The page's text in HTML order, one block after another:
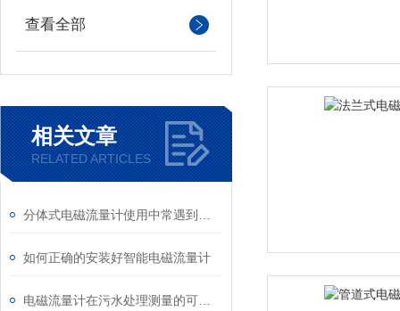
查看全部
相关文章
RELATED ARTICLES
如何正确的安装好智能电磁流量计